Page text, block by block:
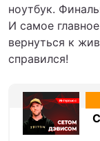
ноутбук.
И самое
вернуться к
справился!